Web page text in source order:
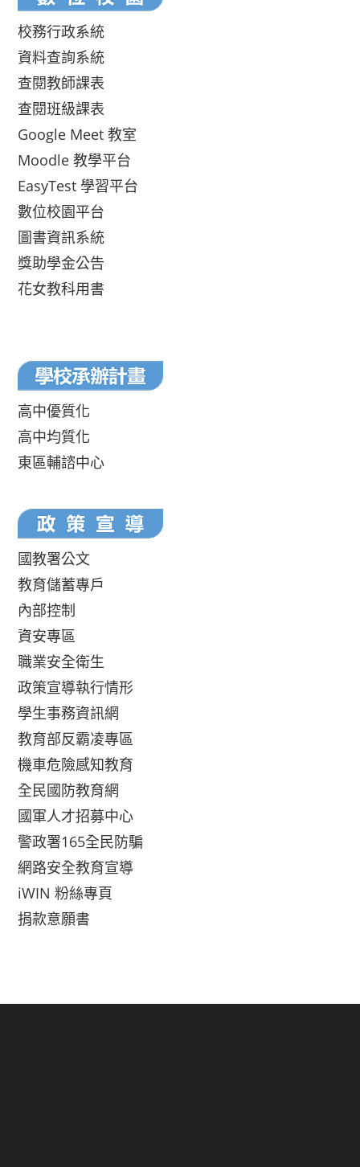
校務行政系統
資料查詢系統
查閱教師課表
查閱班級課表
Google Meet 教室
Moodle 教學平台
EasyTest 學習平台
數位校園平台
圖書資訊系統
獎助學金公告
花女教科用書
高中優質化
高中均質化
東區輔諮中心
國教署公文
教育儲蓄專戶
內部控制
資安專區
職業安全衛生
政策宣導執行情形
學生事務資訊網
教育部反霸凌專區
機車危險感知教育
全民國防教育網
國軍人才招募中心
警政署165全民防騙
網路安全教育宣導
iWIN 粉絲專頁
捐款意願書